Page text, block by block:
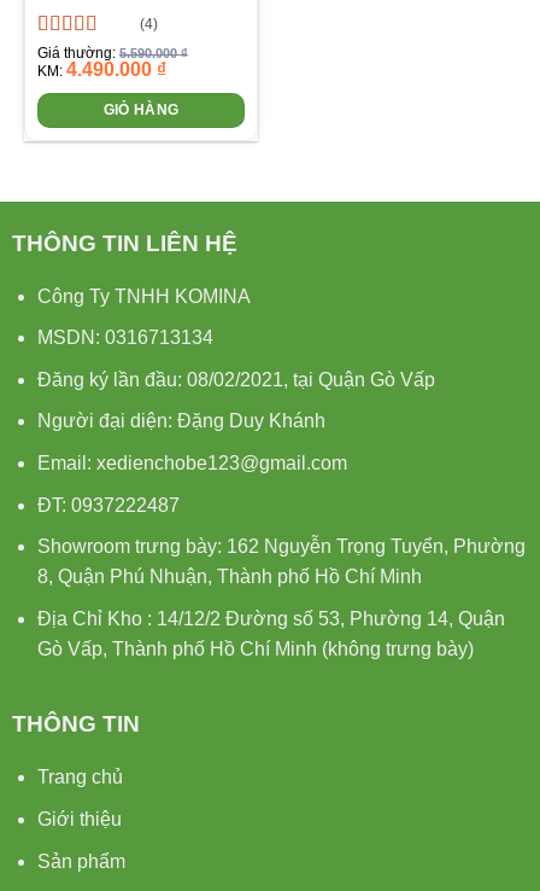
Được xếp
hạng4.755
sao
(4)
Giá thường:5.590.000₫
KM: 4.490.000 ₫
GIỎ HÀNG
THÔNG TIN LIÊN HỆ
Công Ty TNHH KOMINA
MSDN: 0316713134
Đăng ký lần đầu: 08/02/2021, tại Quận Gò Vấp
Người đại diện: Đặng Duy Khánh
Email: xedienchobe123@gmail.com
ĐT: 0937222487
Showroom trưng bày: 162 Nguyễn Trọng Tuyển, Phường
8, Quận Phú Nhuận, Thành phố Hồ Chí Minh
Địa Chỉ Kho : 14/12/2 Đường số 53, Phường 14, Quận
Gò Vấp, Thành phố Hồ Chí Minh (không trưng bày)
THÔNG TIN
Trang chủ
Giới thiệu
Sản phẩm